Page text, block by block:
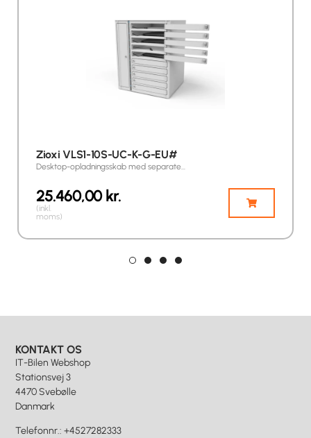
Zioxi VLS1-10S-UC-K-G-EU#
Desktop-opladningsskab med separate…
25.460,00kr.
(inkl.
moms)
KONTAKT OS
IT-Bilen Webshop
Stationsvej 3
4470 Svebølle
Danmark
Telefonnr.: +4527282333